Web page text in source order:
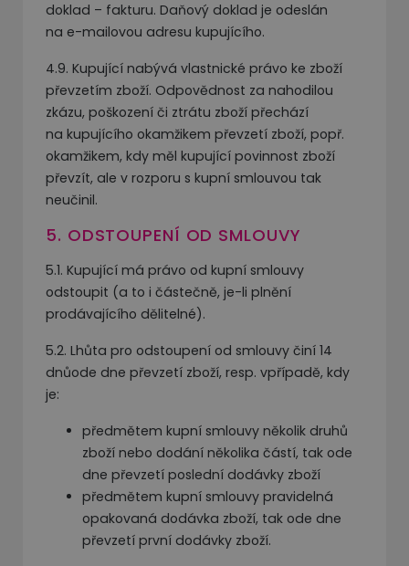
doklad – fakturu. Daňový doklad je odeslán
na e-mailovou adresu kupujícího.
4.9. Kupující nabývá vlastnické právo ke zboží
převzetím zboží. Odpovědnost za nahodilou
zkázu, poškození či ztrátu zboží přechází
na kupujícího okamžikem převzetí zboží, popř.
okamžikem, kdy měl kupující povinnost zboží
převzít, ale v rozporu s kupní smlouvou tak
neučinil.
5. ODSTOUPENÍ OD SMLOUVY
5.1. Kupující má právo od kupní smlouvy
odstoupit (a to i částečně, je-li plnění
prodávajícího dělitelné).
5.2. Lhůta pro odstoupení od smlouvy činí 14
dnůode dne převzetí zboží, resp. vpřípadě, kdy
je:
předmětem kupní smlouvy několik druhů
zboží nebo dodání několika částí, tak ode
dne převzetí poslední dodávky zboží
předmětem kupní smlouvy pravidelná
opakovaná dodávka zboží, tak ode dne
převzetí první dodávky zboží.